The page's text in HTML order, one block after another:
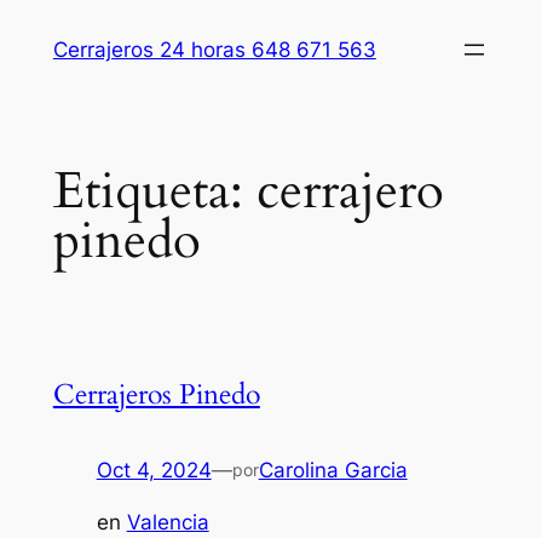
Cerrajeros 24 horas 648 671 563
Etiqueta: cerrajero
pinedo
Cerrajeros Pinedo
Oct 4, 2024—porCarolina Garcia
en Valencia